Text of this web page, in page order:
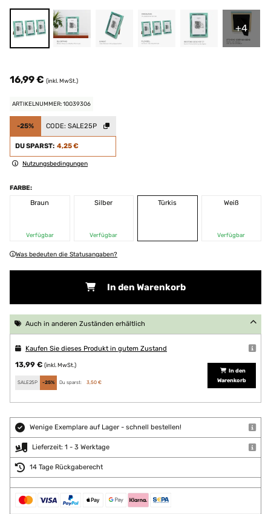
+4
16,99 € (inkl. MwSt.)
ARTIKELNUMMER: 10039306
-25% CODE: SALE25P
DU SPARST: 4,25 €
Nutzungsbedingungen
FARBE:
Braun
Verfügbar
Silber
Verfügbar
Türkis Weiß
Verfügbar
Was bedeuten die Statusangaben?
In den Warenkorb
Auch in anderen Zuständen erhältlich
Kaufen Sie dieses Produkt in gutem Zustand
13,99 € (inkl. MwSt.)
SALE25P -25% Du sparst: 3,50 €
In den
Warenkorb
Wenige Exemplare auf Lager - schnell bestellen!
Lieferzeit: 1 - 3 Werktage
14 Tage Rückgaberecht